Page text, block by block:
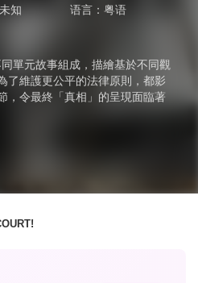
未知 语言： 粤语
同單元故事組成，描繪基於不同觀
了維護更公平的法律原則，都影
，令最終「真相」的呈現面臨著